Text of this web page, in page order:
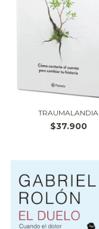
TRAUMALANDIA
$37.900